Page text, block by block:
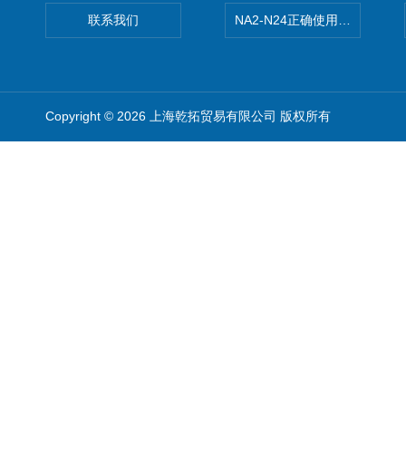
联系我们 NA2-N24正确使用松下安全光
Copyright © 2026 上海乾拓贸易有限公司 版权所有